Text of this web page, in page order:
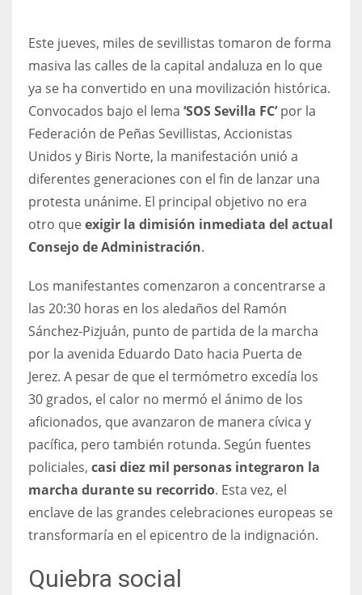
MIN
6
24
16
OAK
19
NYG
MIA
22
Este jueves, miles de sevillistas tomaron de forma
masiva las calles de la capital andaluza en lo que
ya se ha convertido en una movilización histórica.
Convocados bajo el lema ‘SOS Sevilla FC’por la
Federación de Peñas Sevillistas, Accionistas
Unidos y Biris Norte, la manifestación unió a
diferentes generaciones con el fin de lanzar una
protesta unánime. El principal objetivo no era
otro queexigir la dimisión inmediata del actual
Consejo de Administración.
Los manifestantes comenzaron a concentrarse a
las 20:30 horas en los aledaños del Ramón
Sánchez-Pizjuán, punto de partida de la marcha
por la avenida Eduardo Dato hacia Puerta de
Jerez. A pesar de que el termómetro excedía los
30 grados, el calor no mermó el ánimo de los
aficionados, que avanzaron de manera cívica y
pacífica, pero también rotunda. Según fuentes
policiales, casi diez mil personas integraron la
marcha durante su recorrido. Esta vez, el
enclave de las grandes celebraciones europeas se
transformaría en el epicentro de la indignación.
Quiebra social